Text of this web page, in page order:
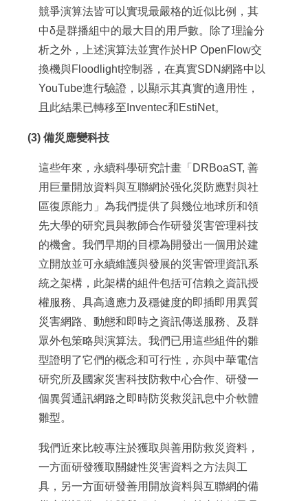
競爭演算法皆可以實現最嚴格的近似比例，其
中δ是群播組中的最大目的用戶數。除了理論分
析之外，上述演算法並實作於HP OpenFlow交
換機與Floodlight控制器，在真實SDN網路中以
YouTube進行驗證，以顯示其真實的適用性，
且此結果已轉移至Inventec和EstiNet。
(3) 備災應變科技
這些年來，永續科學研究計畫「DRBoaST, 善
用巨量開放資料與互聯網於强化災防應對與社
區復原能力」為我們提供了與幾位地球所和領
先大學的研究員與教師合作研發災害管理科技
的機會。我們早期的目標為開發出一個用於建
立開放並可永續維護與發展的災害管理資訊系
統之架構，此架構的組件包括可信賴之資訊授
權服務、具高適應力及穩健度的即插即用異質
災害網路、動態和即時之資訊傳送服務、及群
眾外包策略與演算法。我們已用這些組件的雛
型證明了它們的概念和可行性，亦與中華電信
研究所及國家災害科技防救中心合作、研發一
個異質通訊網路之即時防災救災訊息中介軟體
雛型。
我們近來比較專注於獲取與善用防救災資料，
一方面研發獲取關鍵性災害資料之方法與工
具，另一方面研發善用開放資料與互聯網的備